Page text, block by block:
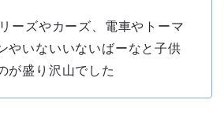
ーズやカーズ、電車やトーマ
やいないいないばーなと子供
が盛り沢山でした